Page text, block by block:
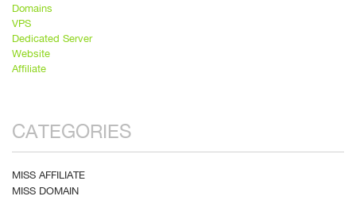
Domains
VPS
Dedicated Server
Website
Affiliate
CATEGORIES
MISS AFFILIATE
MISS DOMAIN